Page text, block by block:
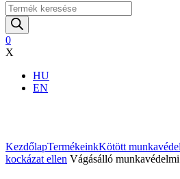
Products
search
0
X
HU
EN
KezdőlapTermékeinkKötött
kockázat ellen Vágásálló